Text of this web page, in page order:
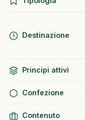
Destinazione
Principi attivi
Confezione
Contenuto